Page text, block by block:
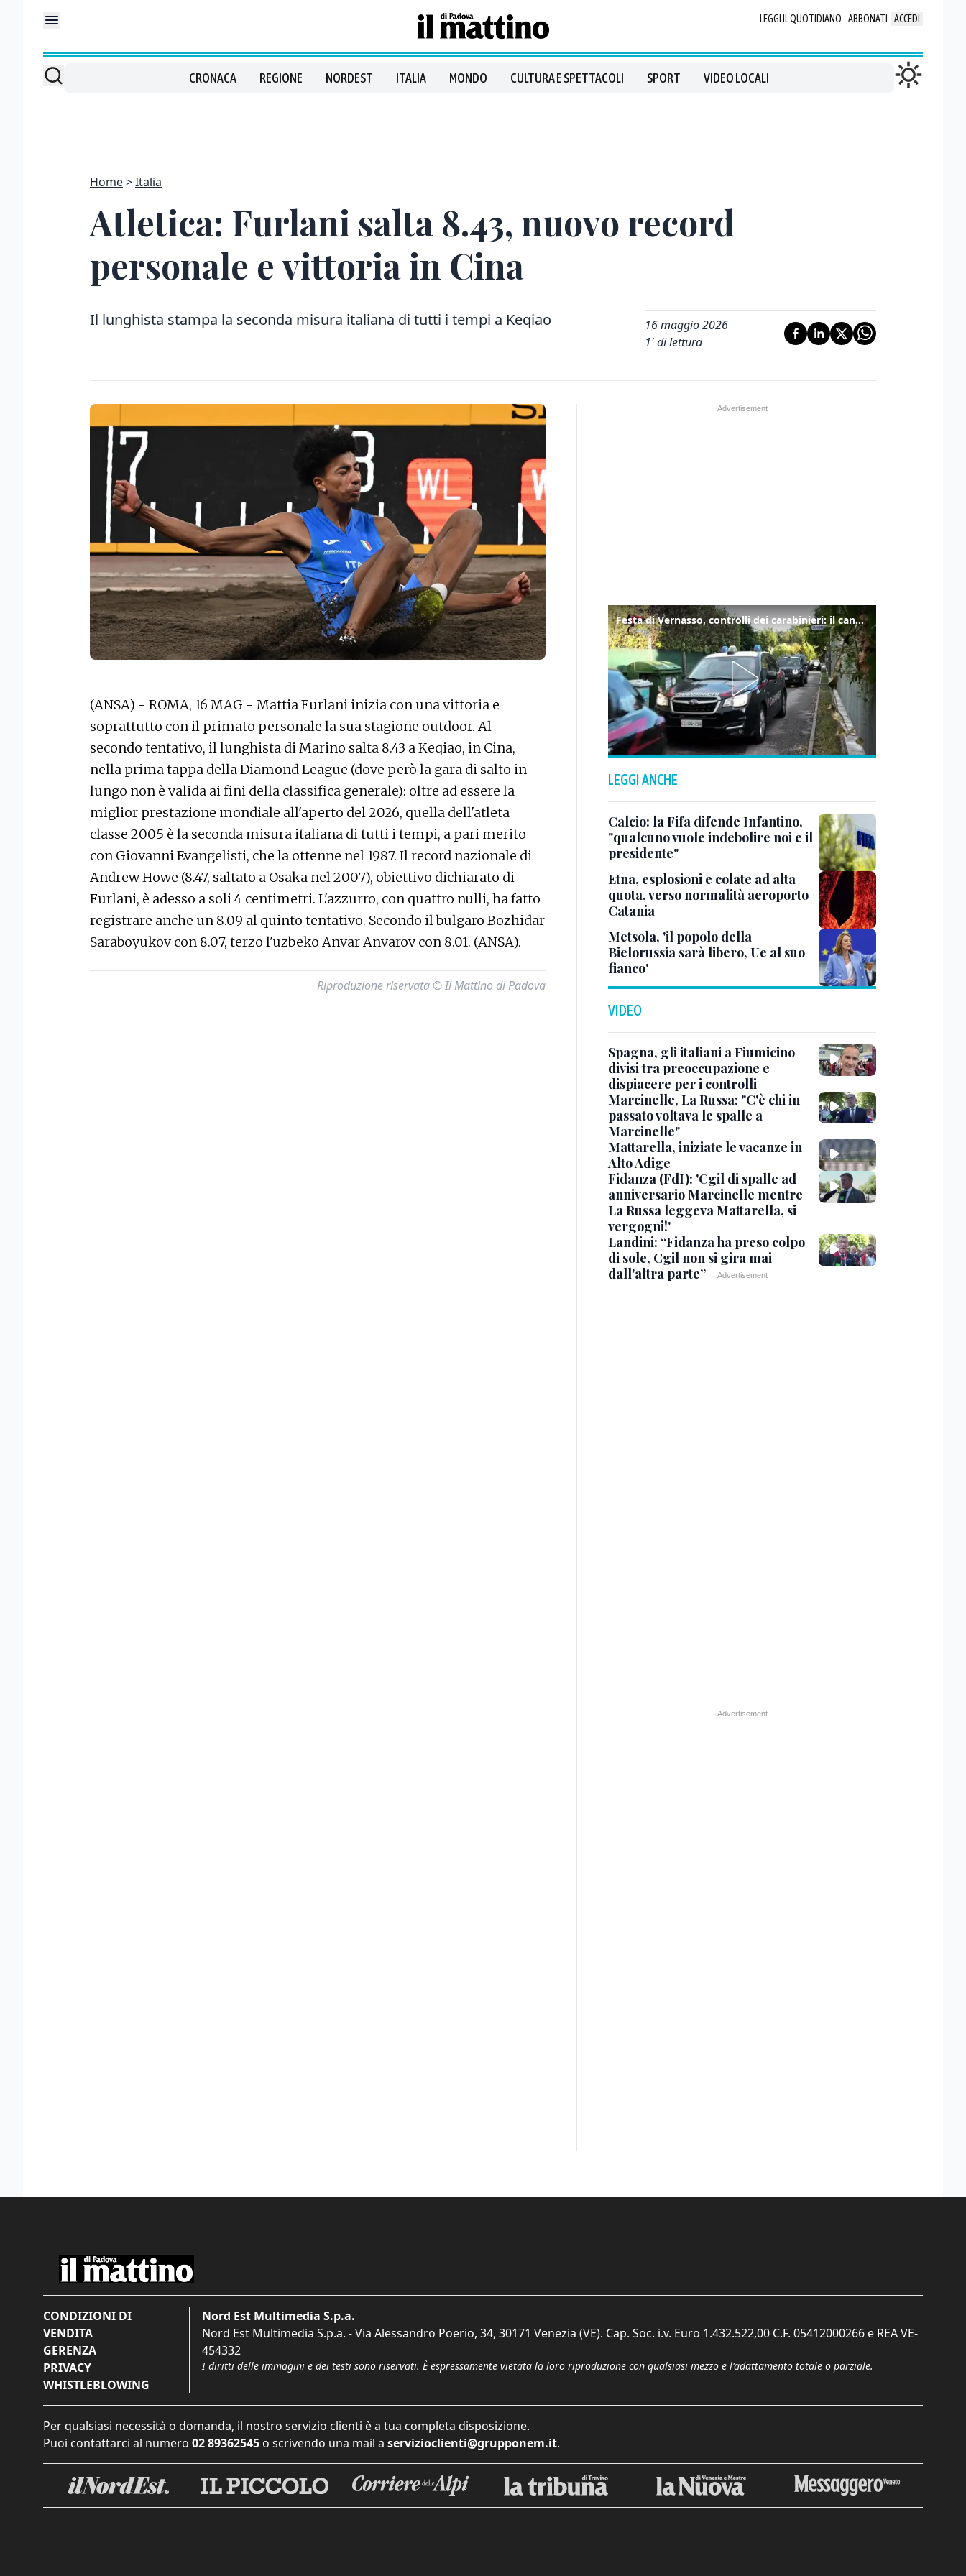
LEGGI IL QUOTIDIANO ABBONATI ACCEDI
CRONACA REGIONE NORDEST ITALIA MONDO CULTURA E SPETTACOLI SPORT VIDEO LOCALI
Home Italia
Atletica: Furlani salta 8.43, nuovo record
personale e vittoria in Cina
Il lunghista stampa la seconda misura italiana di tutti i tempi a Keqiao
16 maggio 2026
1' di lettura
(ANSA) - ROMA, 16 MAG - Mattia Furlani inizia con una vittoria e
soprattutto con il primato personale la sua stagione outdoor. Al
secondo tentativo, il lunghista di Marino salta 8.43 a Keqiao, in Cina,
nella prima tappa della Diamond League (dove però la gara di salto in
lungo non è valida ai fini della classifica generale): oltre ad essere la
miglior prestazione mondiale all'aperto del 2026, quella dell'atleta
classe 2005 è la seconda misura italiana di tutti i tempi, a pari merito
con Giovanni Evangelisti, che la ottenne nel 1987. Il record nazionale di
Andrew Howe (8.47, saltato a Osaka nel 2007), obiettivo dichiarato di
Furlani, è adesso a soli 4 centimetri. L'azzurro, con quattro nulli, ha fatto
registrare anche un 8.09 al quinto tentativo. Secondo il bulgaro Bozhidar
Saraboyukov con 8.07, terzo l'uzbeko Anvar Anvarov con 8.01. (ANSA).
Riproduzione riservata © Il Mattino di Padova
Festa di Vernasso, controlli dei carabinieri: il cane antidroga tra le tende
LEGGI ANCHE
Calcio: la Fifa difende Infantino,
"qualcuno vuole indebolire noi e il
presidente"
Etna, esplosioni e colate ad alta
quota, verso normalità aeroporto
Catania
Metsola, 'il popolo della
Bielorussia sarà libero, Ue al suo
fianco'
VIDEO
Spagna, gli italiani a Fiumicino
divisi tra preoccupazione e
dispiacere per i controlli
Marcinelle, La Russa: "C'è chi in
passato voltava le spalle a
Marcinelle"
Mattarella, iniziate le vacanze in
Alto Adige
Fidanza (FdI): 'Cgil di spalle ad
anniversario Marcinelle mentre
La Russa leggeva Mattarella, si
vergogni!'
Landini: “Fidanza ha preso colpo
di sole, Cgil non si gira mai
dall'altra parte”
CONDIZIONI DI
VENDITA
GERENZA
PRIVACY
WHISTLEBLOWING
Nord Est Multimedia S.p.a.
Nord Est Multimedia S.p.a. - Via Alessandro Poerio, 34, 30171 Venezia (VE). Cap. Soc. i.v. Euro 1.432.522,00 C.F. 05412000266 e REA VE-
454332
I diritti delle immagini e dei testi sono riservati. È espressamente vietata la loro riproduzione con qualsiasi mezzo e l'adattamento totale o parziale.
Per qualsiasi necessità o domanda, il nostro servizio clienti è a tua completa disposizione.
Puoi contattarci al numero 02 89362545 o scrivendo una mail a servizioclienti@grupponem.it.